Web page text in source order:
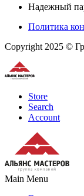
Надежный
Политика
Copyright 2025 ©
Store
Search
Account
Main Menu